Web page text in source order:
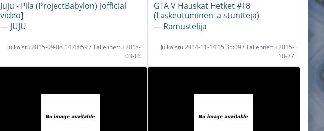
Juju - Pila (ProjectBabylon) [official
video]
― JUJU
Julkaistu 2015-09-08 14:48:59 / Tallennettu 2018-
03-16
GTA V Hauskat Hetket #18
(Laskeutuminen ja stuntteja)
― Ramustelija
Julkaistu 2014-11-14 15:35:09 / Tallennettu 2015-
10-27